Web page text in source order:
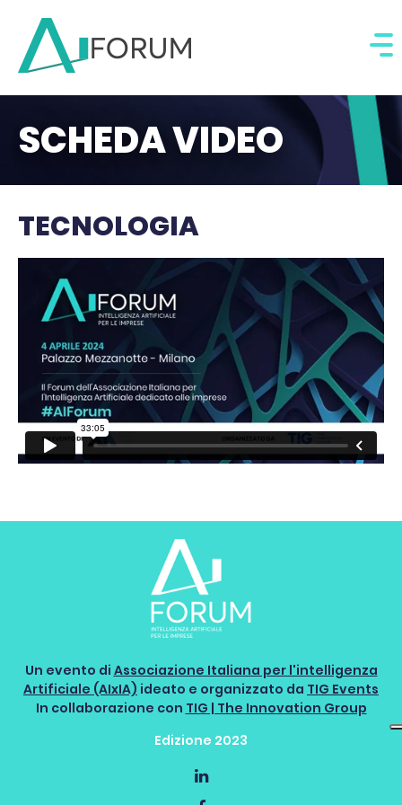
SCHEDA VIDEO
TECNOLOGIA
Un evento di Associazione Italiana per l'intelligenza
Artificiale (AIxIA) ideato e organizzato da TIG Events
In collaborazione con TIG | The Innovation Group
Edizione 2023